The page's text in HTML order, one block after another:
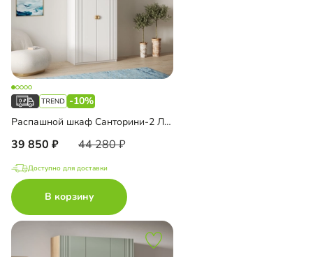
-10%
Распашной шкаф Санторини-2 Лайф с антресолью
39 850 44 280
Доступно для доставки
В корзину